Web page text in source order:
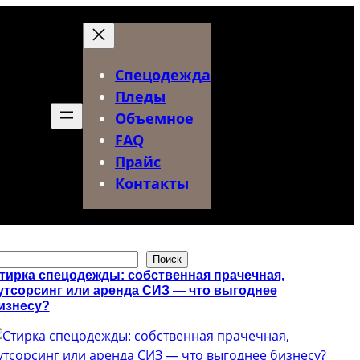
Спецодежда
Пледы
Объемное
FAQ
Прайс
Контакты
Поиск
спецодежды: собственная прачечная,
или аренда СИЗ — что выгоднее